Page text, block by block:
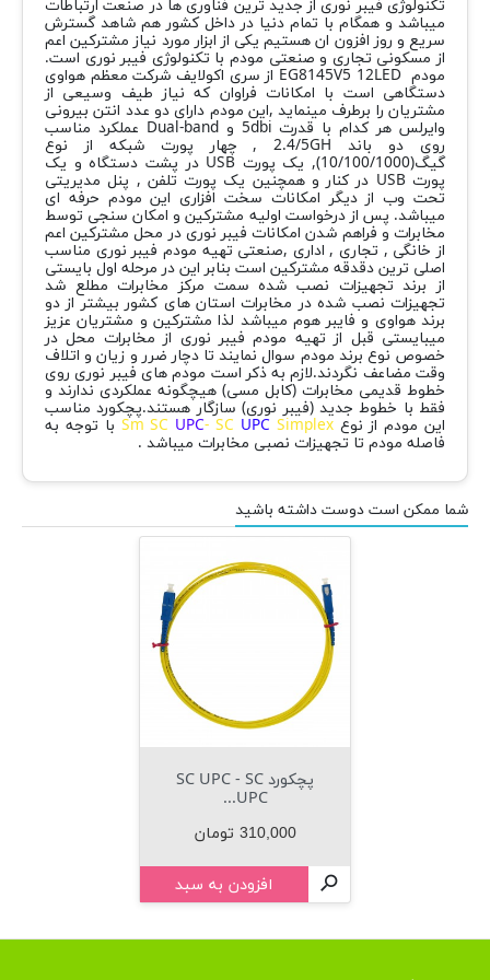
میباشد و همگام با تمام دنیا در داخل کشور هم شاهد گسترش
سریع و روز افزون ان هستیم یکی از ابزار مورد نیاز مشترکین اعم
از مسکونی تجاری و صنعتی مودم با تکنولوژی فیبر نوری است.
مودم EG8145V5 12LED از سری اکولایف شرکت معظم هواوی
دستگاهی است با امکانات فراوان که نیاز طیف وسیعی از
مشتریان را برطرف مینماید ,این مودم دارای دو عدد انتن بیرونی
وایرلس هر کدام با قدرت 5dbi و Dual-band عملکرد مناسب
روی دو باند 2.4/5GH , چهار پورت شبکه از نوع
گیگ(10/100/1000), یک پورت USB در پشت دستگاه و یک
پورت USB در کنار و همچنین یک پورت تلفن , پنل مدیریتی
تحت وب از دیگر امکانات سخت افزاری این مودم حرفه ای
میباشد. پس از درخواست اولیه مشترکین و امکان سنجی توسط
مخابرات و فراهم شدن امکانات فیبر نوری در محل مشترکین اعم
از خانگی , تجاری , اداری ,صنعتی تهیه مودم فیبر نوری مناسب
اصلی ترین دقدقه مشترکین است بنابر این در مرحله اول بایستی
از برند تجهیزات نصب شده سمت مرکز مخابرات مطلع شد
تجهیزات نصب شده در مخابرات استان های کشور بیشتر از دو
برند هواوی و فایبر هوم میباشد لذا مشترکین و مشتریان عزیز
میبایستی قبل از تهیه مودم فیبر نوری از مخابرات محل در
خصوص نوع برند مودم سوال نمایند تا دچار ضرر و زیان و اتلاف
وقت مضاعف نگردند.لازم به ذکر است مودم های فیبر نوری روی
خطوط قدیمی مخابرات (کابل مسی) هیچگونه عملکردی ندارند و
فقط با خطوط جدید (فیبر نوری) سازگار هستند.پچکورد مناسب
این مودم از نوع
Sm SC UPC- SC UPC Simplex
با توجه به
فاصله مودم تا تجهیزات نصبی مخابرات میباشد .
شما ممکن است دوست داشته باشید
پچکورد SC UPC - SC
UPC...
قیمت
310,000 تومان
 افزودن به سبد